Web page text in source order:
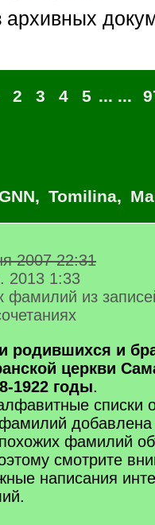
архивных
2 3 4 5 ... ...
, Tomilina,
2007 22:31
2013 1:33
фамилий из
родившихся и
церкви
1922 годы.
списки
добавлена
фамилий
смотрите
написания